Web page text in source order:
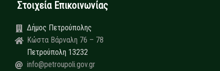
Στοιχεία Επικοινωνίας
Δήμος Πετρούπολης
Κώστα Βάρναλη 76 – 78
Πετρούπολη 13232
info@petroupoli.gov.gr